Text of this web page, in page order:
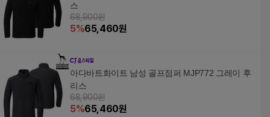
스
68,900원
5%65,460원
아다바트화이트 남성 골프점퍼 MJP772 그레이 후
리스
68,900원
5%65,460원